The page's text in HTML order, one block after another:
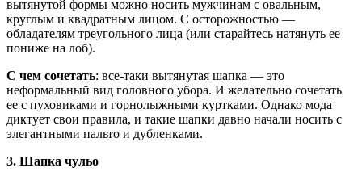
вытянутой формы можно носить мужчинам с овальным,
круглым и квадратным лицом. С осторожностью —
обладателям треугольного лица (или старайтесь натянуть ее
пониже на лоб).
С чем сочетать: все-таки вытянутая шапка — это
неформальный вид головного убора. И желательно сочетать
ее с пуховиками и горнолыжными куртками. Однако мода
диктует свои правила, и такие шапки давно начали носить с
элегантными пальто и дубленками.
3. Шапка чульо